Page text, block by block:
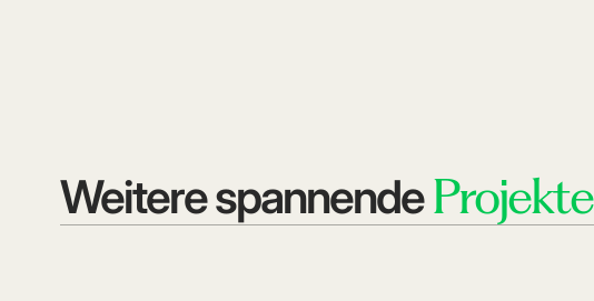
Weitere spannendeProjekte